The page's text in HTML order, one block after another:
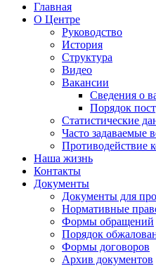
Главная
О Центре
Руководство
История
Структура
Видео
Вакансии
Сведения о
Порядок
Статистические
Часто задаваемые
Противодействие
Наша жизнь
Контакты
Документы
Документы для
Нормативные
Формы обращений
Порядок
Формы договоров
Архив документов